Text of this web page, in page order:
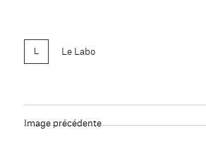
Le Labo
Image précédente